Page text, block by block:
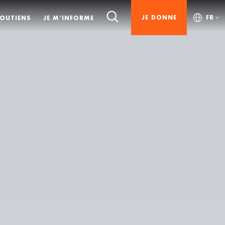
JE M’INFORME JE DONNE FR